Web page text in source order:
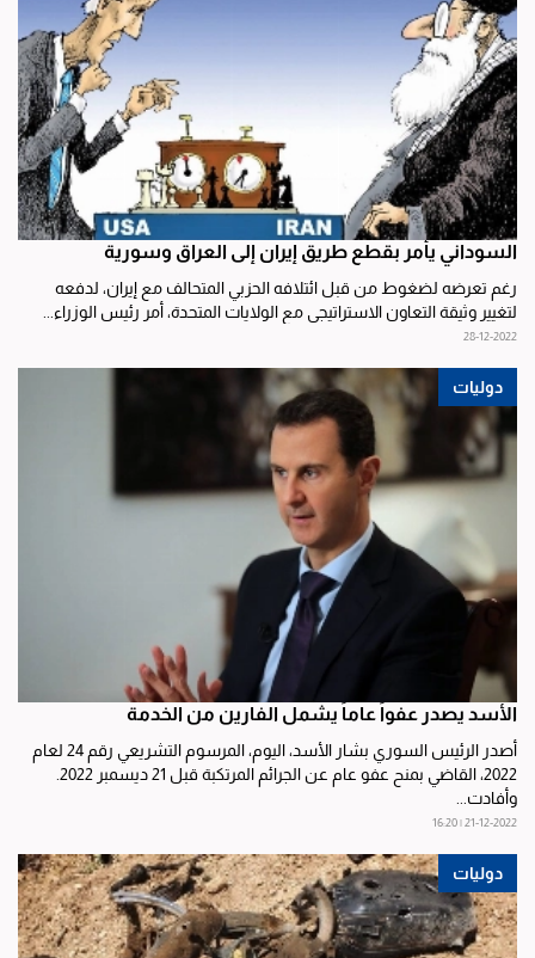
السوداني يأمر بقطع طريق إيران إلى العراق وسورية
رغم تعرضه لضغوط من قبل ائتلافه الحزبي المتحالف مع إيران، لدفعه
لتغيير وثيقة التعاون الاستراتيجي مع الولايات المتحدة، أمر رئيس الوزراء...
28-12-2022
دوليات
الأسد يصدر عفواً عاماً يشمل الفارين من الخدمة
أصدر الرئيس السوري بشار الأسد، اليوم، المرسوم التشريعي رقم 24 لعام
2022، القاضي بمنح عفو عام عن الجرائم المرتكبة قبل 21 ديسمبر 2022.
وأفادت...
21-12-2022 | 16:20
دوليات